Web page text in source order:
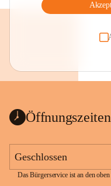
Öffnungszeiten
Geschlossen
Das Bürgerservice ist an den